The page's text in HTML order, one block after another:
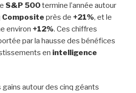
S&P 500termine l’année autour
Composite près de +21%, et le
environ +12%. Ces chiffres
par la hausse des bénéfices
en intelligence
autour des cinq géants